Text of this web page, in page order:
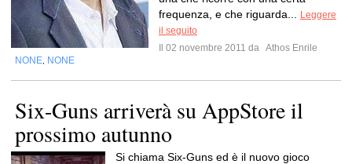
frequenza, e che riguarda...
Leggere
il seguito
Il 02 novembre 2011 da Athos Enrile
NONE NONE
Six-Guns arriverà su AppStore il
prossimo autunno
Si chiama Six-Guns ed è il nuovo gioco